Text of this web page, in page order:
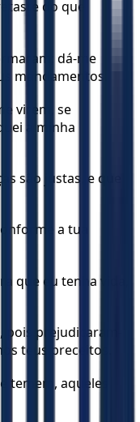
do que
dá-me
mandamentos.
virem, se
a minha
são justas, e que
a tua
que eu tenha vida,
prejudicaram-
teus preceitos.
temem, aqueles